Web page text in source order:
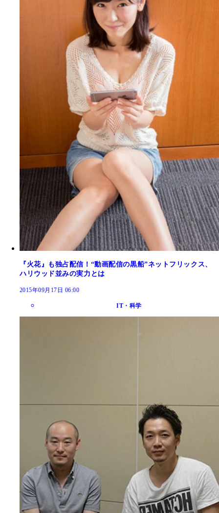
『火花』も独占配信！“動画配信の黒船”ネットフリックス、
ハリウッド並みの実力とは
2015年09月17日 06:00
IT・科学